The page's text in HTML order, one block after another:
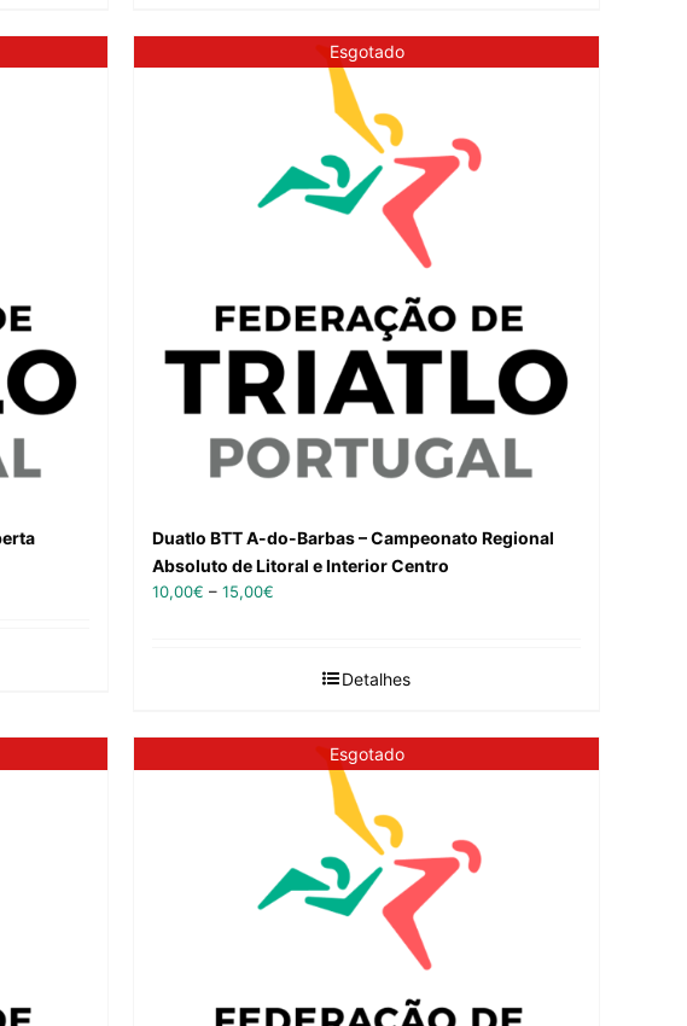
Esgotado
Duatlo BTT A-do-Barbas – Campeonato Regional
Absoluto de Litoral e Interior Centro
10,00€ –15,00€
Detalhes
Esgotado